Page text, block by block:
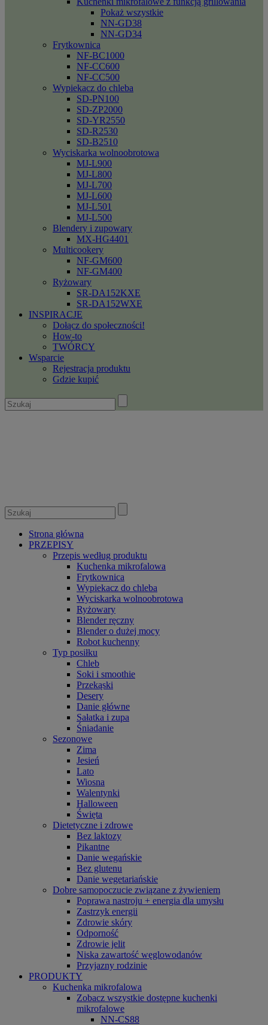
Pokaż wszystkie
NN-GD38
NN-GD34
Frytkownica
NF-BC1000
NF-CC600
NF-CC500
Wypiekacz do chleba
SD-PN100
SD-ZP2000
SD-YR2550
SD-R2530
SD-B2510
Wyciskarka wolnoobrotowa
MJ-L900
MJ-L800
MJ-L700
MJ-L600
MJ-L501
MJ-L500
Blendery i zupowary
MX-HG4401
Multicookery
NF-GM600
NF-GM400
Ryżowary
SR-DA152KXE
SR-DA152WXE
INSPIRACJE
Dołącz do społeczności!
How-to
TWÓRCY
Wsparcie
Rejestracja produktu
Gdzie kupić
Strona główna
PRZEPISY
Przepis według produktu
Kuchenka mikrofalowa
Frytkownica
Wypiekacz do chleba
Wyciskarka wolnoobrotowa
Ryżowary
Blender ręczny
Blender o dużej mocy
Robot kuchenny
Typ posiłku
Chleb
Soki i smoothie
Przekąski
Desery
Danie główne
Sałatka i zupa
Śniadanie
Sezonowe
Zima
Jesień
Lato
Wiosna
Walentynki
Halloween
Święta
Dietetyczne i zdrowe
Bez laktozy
Pikantne
Danie wegańskie
Bez glutenu
Danie wegetariańskie
Dobre samopoczucie związane z żywieniem
Poprawa nastroju + energia dla umysłu
Zastrzyk energii
Zdrowie skóry
Odporność
Zdrowie jelit
Niska zawartość węglowodanów
Przyjazny rodzinie
PRODUKTY
Kuchenka mikrofalowa
Zobacz wszystkie dostępne kuchenki
mikrofalowe
NN-CS88